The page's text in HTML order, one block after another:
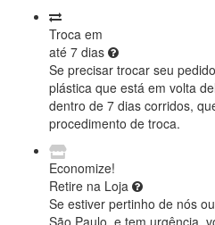
Troca em
até 7 dias
Se precisar trocar seu
plástica que está em volta
dentro de 7 dias corridos,
procedimento de troca.
Economize!
Retire na Loja
Se estiver pertinho de nós